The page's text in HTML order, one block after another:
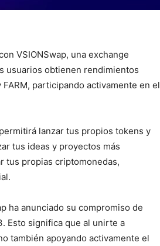
VSIONSwap, una exchange
usuarios obtienen rendimientos
participando activamente en el
lanzar tus propios tokens y
tus ideas y proyectos más
tus propias criptomonedas,
ha anunciado su compromiso de
Esto significa que al unirte a
también apoyando activamente el